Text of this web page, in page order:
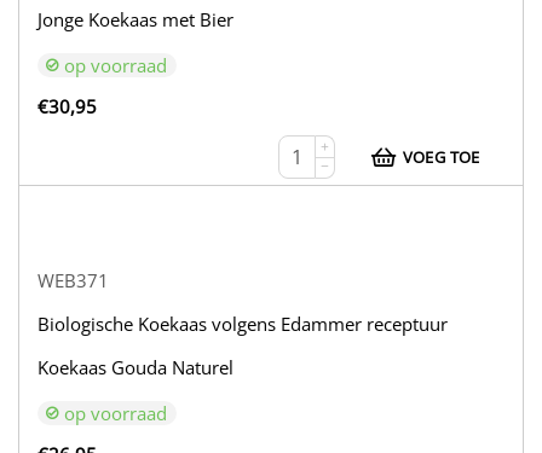
Jonge Koekaas met Bier
op voorraad
€30,95
+
−
VOEG TOE
WEB371
Biologische Koekaas volgens Edammer receptuur
Koekaas Gouda Naturel
op voorraad